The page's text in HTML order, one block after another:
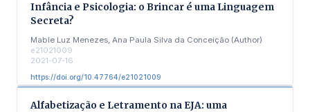
Infância e Psicologia: o Brincar é uma Linguagem
Secreta?
Mable Luz Menezes, Ana Paula Silva da Conceição (Author)
e21021009
2021-07-16
https://doi.org/10.47764/e21021009
Alfabetização e Letramento na EJA: uma